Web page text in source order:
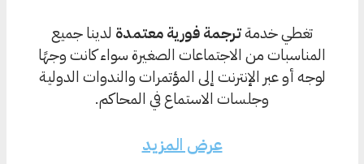
تغطي خدمةترجمة فورية معتمدة لدينا جميع
المناسبات من الاجتماعات الصغيرة سواء كانت وجهًا
لوجه أو عبر الإنترنت إلى المؤتمرات والندوات الدولية
وجلسات الاستماع في المحاكم.
عرض المزيد